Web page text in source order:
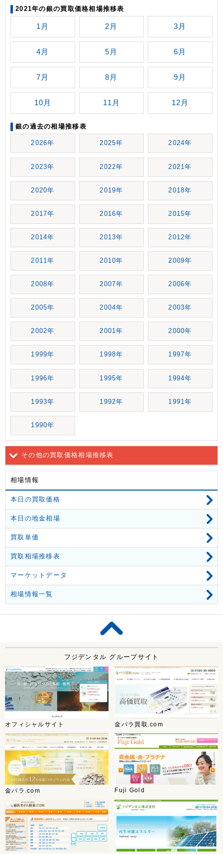
2021年の銀の買取価格相場推移表
1月 2月 3月
4月 5月 6月
7月 8月 9月
10月 11月 12月
銀の過去の相場推移表
2026年 2025年 2024年
2023年 2022年 2021年
2020年 2019年 2018年
2017年 2016年 2015年
2014年 2013年 2012年
2011年 2010年 2009年
2008年 2007年 2006年
2005年 2004年 2003年
2002年 2001年 2000年
1999年 1998年 1997年
1996年 1995年 1994年
1993年 1992年 1991年
1990年
その他の買取価格相場推移表
相場情報
本日の買取価格
本日の地金相場
買取単価
買取相場推移表
マーケットデータ
相場情報一覧
フジデンタル グループサイト
オフィシャルサイト 金パラ買取.com
金パラ.com Fuji Gold